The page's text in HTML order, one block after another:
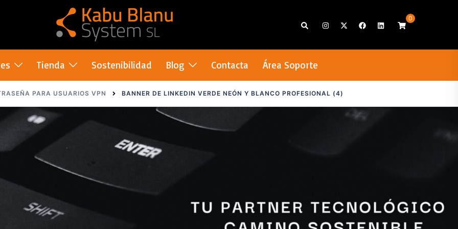
Search
0
Tienda Sostenibilidad Blog Contacta Área Soporte
PARA USUARIOS VPN BANNER DE LINKEDIN VERDE NEÓN Y BLANCO PROFESIONAL (4)